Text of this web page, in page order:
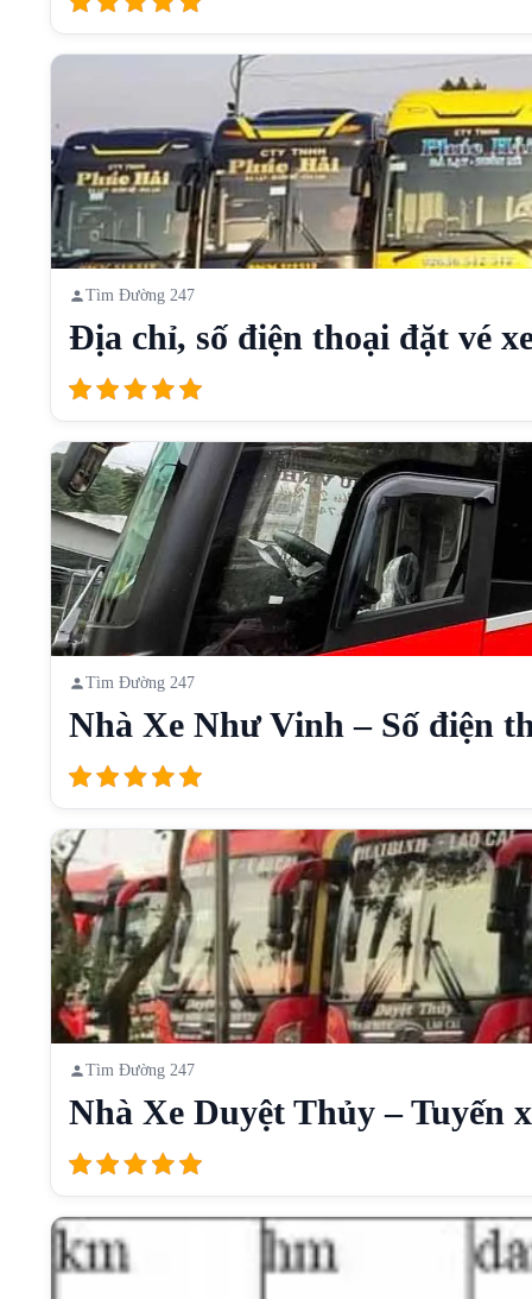
Tìm Đường 247
Địa chỉ, số điện thoại đặt vé
Tìm Đường 247
Nhà Xe Như Vinh – Số điện
Tìm Đường 247
Nhà Xe Duyệt Thủy – Tuyến